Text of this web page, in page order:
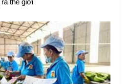
thế giới